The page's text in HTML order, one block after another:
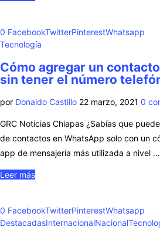
0 FacebookTwitterPinterestWhatsapp
Tecnología
Cómo agregar un
sin tener el número
por Donaldo Castillo 22 marzo, 2021 0
GRC Noticias Chiapas ¿Sabías que
de contactos en WhatsApp solo con un
app de mensajería más utilizada a nivel …
Leer más
0 FacebookTwitterPinterestWhatsapp
DestacadasInternacionalNacional